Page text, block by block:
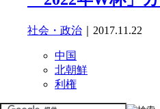
社会・政治 ｜2017.11.22
中国
北朝鮮
利権